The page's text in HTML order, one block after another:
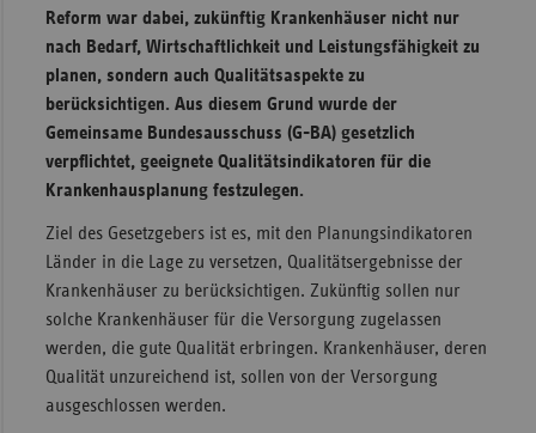
Reform war dabei, zukünftig Krankenhäuser nicht nur
nach Bedarf, Wirtschaftlichkeit und Leistungsfähigkeit zu
planen, sondern auch Qualitätsaspekte zu
berücksichtigen. Aus diesem Grund wurde der
Gemeinsame Bundesausschuss (G-BA) gesetzlich
verpflichtet, geeignete Qualitätsindikatoren für die
Krankenhausplanung festzulegen.
Ziel des Gesetzgebers ist es, mit den Planungsindikatoren
Länder in die Lage zu versetzen, Qualitätsergebnisse der
Krankenhäuser zu berücksichtigen. Zukünftig sollen nur
solche Krankenhäuser für die Versorgung zugelassen
werden, die gute Qualität erbringen. Krankenhäuser, deren
Qualität unzureichend ist, sollen von der Versorgung
ausgeschlossen werden.